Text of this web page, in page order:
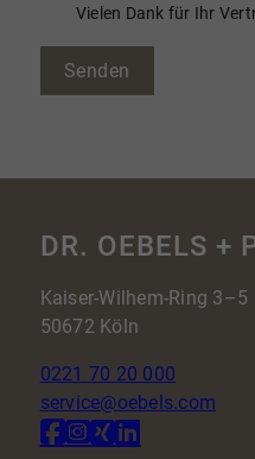
Vielen Dank für Ihr
Senden
DR. OEBELS +
Kaiser-Wilhem-Ring 3–5
50672 Köln
0221 70 20 000
service@oebels.com